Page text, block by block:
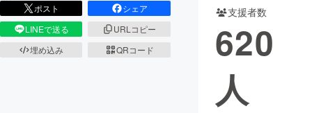
ポスト
シェア
LINEで送る
URLコピー
埋め込み
QRコード
支援者数
620
人